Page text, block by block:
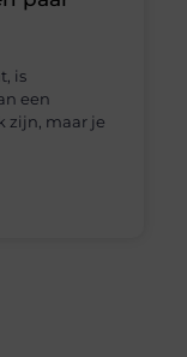
is
een
zijn, maar je